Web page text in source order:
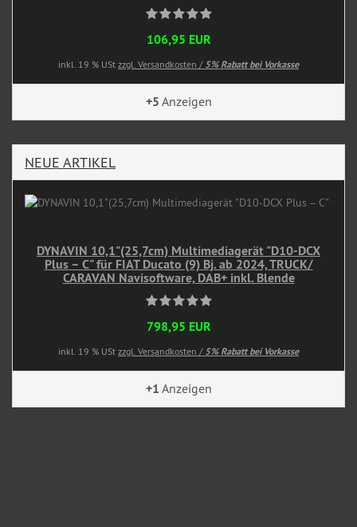
106,95 EUR
inkl. 19 % USt zzgl. Versandkosten / 5% Rabatt bei Vorkasse
+5 Anzeigen
NEUE ARTIKEL
DYNAVIN 10,1"(25,7cm) Multimediagerät "D10-DCX
Plus – C" für FIAT Ducato (9) Bj. ab 2024, TRUCK/
CARAVAN Navisoftware, DAB+ inkl. Blende
798,95 EUR
inkl. 19 % USt zzgl. Versandkosten / 5% Rabatt bei Vorkasse
+1 Anzeigen